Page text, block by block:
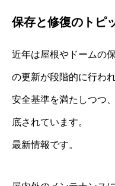
保存と修復のトピ
近年は屋根やドームの
の更新が段階的に行わ
安全基準を満たしつつ
底されています。
最新情報です。